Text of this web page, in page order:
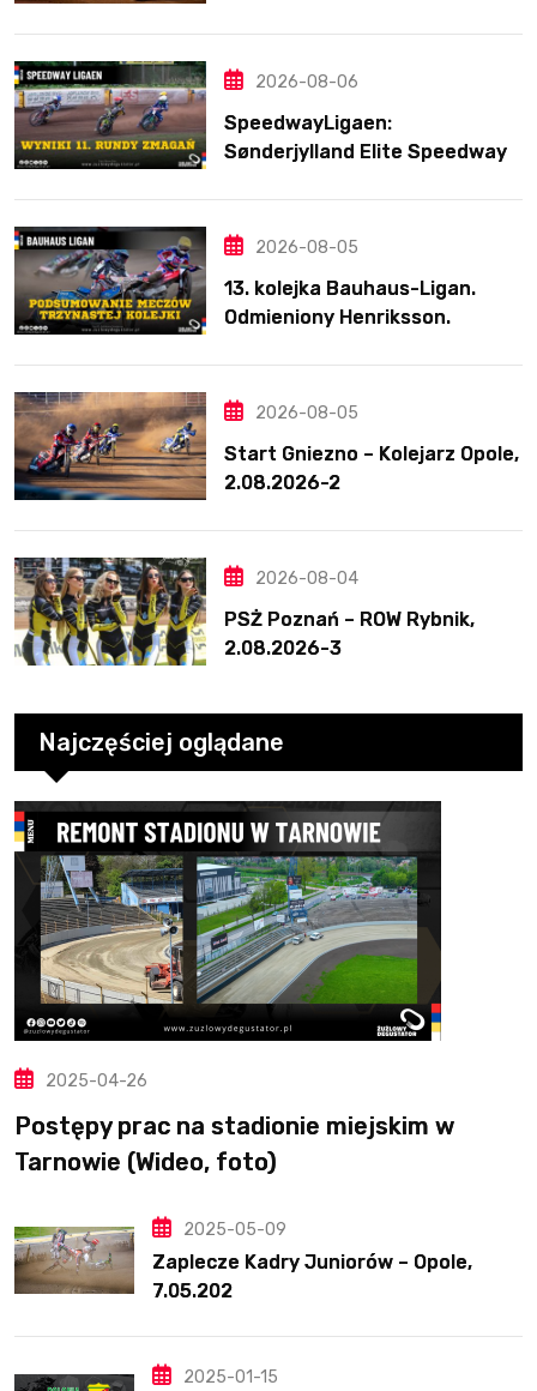
2026-08-06
SpeedwayLigaen:
Sønderjylland Elite Speedway
2026-08-05
13. kolejka Bauhaus-Ligan.
Odmieniony Henriksson.
2026-08-05
Start Gniezno – Kolejarz Opole,
2.08.2026-2
2026-08-04
PSŻ Poznań – ROW Rybnik,
2.08.2026-3
Najczęściej oglądane
2025-04-26
Postępy prac na stadionie miejskim w
Tarnowie (Wideo, foto)
2025-05-09
Zaplecze Kadry Juniorów – Opole,
7.05.202
2025-01-15